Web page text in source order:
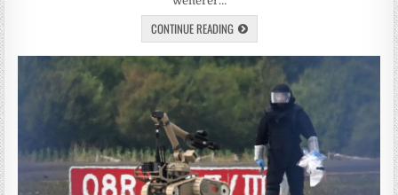
CONTINUE READING